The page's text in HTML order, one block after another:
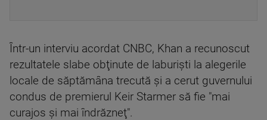
Într-un interviu acordat CNBC, Khan a recunoscut
rezultatele slabe obţinute de laburişti la alegerile
locale de săptămâna trecută şi a cerut guvernului
condus de premierul Keir Starmer să fie "mai
curajos şi mai îndrăzneţ".